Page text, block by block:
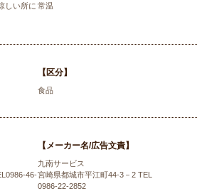
しい所に 常温
【区分】
食品
46-
【メーカー名/広告文責】
九南サービス
宮崎県都城市平江町44-3－2 TEL
0986-22-2852